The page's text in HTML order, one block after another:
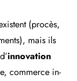
(procès,
mais ils
innovation
commerce in-